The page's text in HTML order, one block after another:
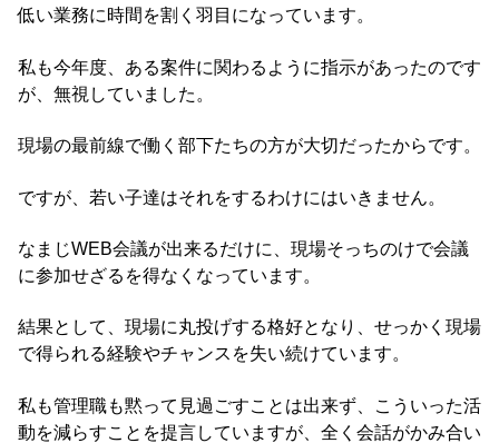
低い業務に時間を割く羽目になっています。
私も今年度、ある案件に関わるように指示があったのです
が、無視していました。
現場の最前線で働く部下たちの方が大切だったからです。
ですが、若い子達はそれをするわけにはいきません。
なまじWEB会議が出来るだけに、現場そっちのけで会議
に参加せざるを得なくなっています。
結果として、現場に丸投げする格好となり、せっかく現場
で得られる経験やチャンスを失い続けています。
私も管理職も黙って見過ごすことは出来ず、こういった活
動を減らすことを提言していますが、全く会話がかみ合い